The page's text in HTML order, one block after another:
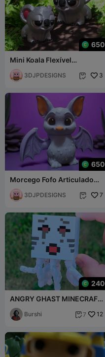
650
Mini Koala Flexível
Articulado
3DJPDESIGNS  3
650
Morcego Fofo Articulado
Flexível 🦇
3DJPDESIGNS  7
240
ANGRY GHAST MINECRAFT
FLEXI ARTICULATED TOY
(3mf Included)
Burshi  7 12